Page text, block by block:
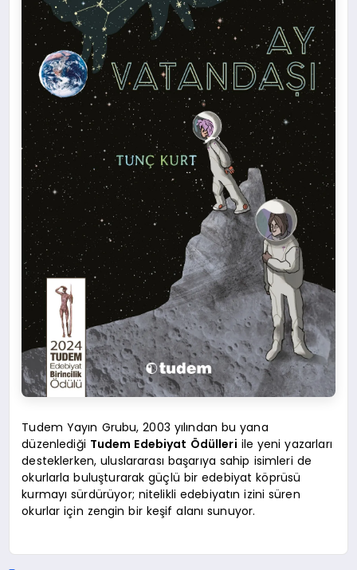
Tudem Yayın Grubu, 2003 yılından bu yana
düzenlediği Tudem Edebiyat Ödülleri ile yeni yazarları
desteklerken, uluslararası başarıya sahip isimleri de
okurlarla buluşturarak güçlü bir edebiyat köprüsü
kurmayı sürdürüyor; nitelikli edebiyatın izini süren
okurlar için zengin bir keşif alanı sunuyor.